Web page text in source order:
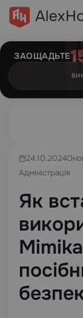
ЗАОЩАДЬТЕ
24.10.2024
Адміністрація
Як